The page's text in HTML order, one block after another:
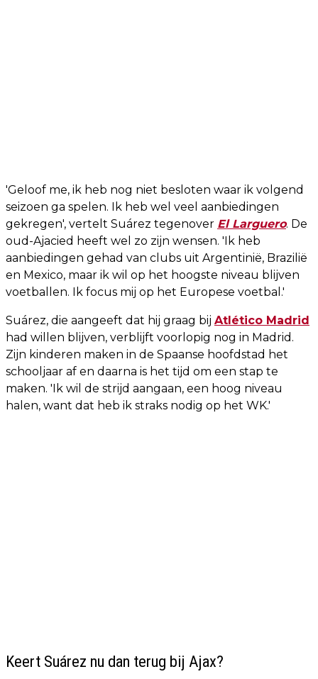
'Geloof me, ik heb nog niet besloten waar ik volgend
seizoen ga spelen. Ik heb wel veel aanbiedingen
gekregen', vertelt Suárez tegenover El Larguero. De
oud-Ajacied heeft wel zo zijn wensen. 'Ik heb
aanbiedingen gehad van clubs uit Argentinië, Brazilië
en Mexico, maar ik wil op het hoogste niveau blijven
voetballen. Ik focus mij op het Europese voetbal.'
Suárez, die aangeeft dat hij graag bij Atlético Madrid
had willen blijven, verblijft voorlopig nog in Madrid.
Zijn kinderen maken in de Spaanse hoofdstad het
schooljaar af en daarna is het tijd om een stap te
maken. 'Ik wil de strijd aangaan, een hoog niveau
halen, want dat heb ik straks nodig op het WK.'
Keert Suárez nu dan terug bij Ajax?